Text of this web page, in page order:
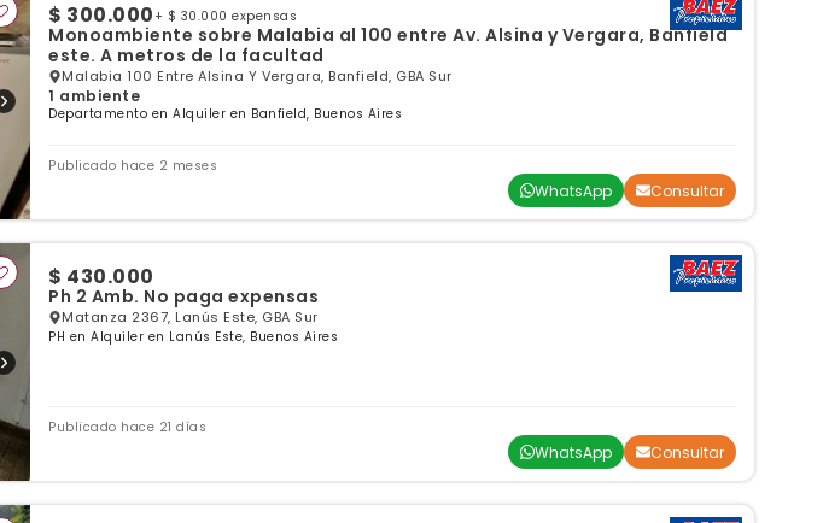
$ 300.000 + $ 30.000 expensas
Monoambiente sobre Malabia al 100 entre Av. Alsina y Vergara, Banfield
este. A metros de la facultad
Malabia 100 Entre Alsina Y Vergara, Banfield, GBA Sur
1 ambiente
Departamento en Alquiler en Banfield, Buenos Aires
Publicado hace 2 meses
WhatsApp Consultar
$ 430.000
Ph 2 Amb. No paga expensas
Matanza 2367, Lanús Este, GBA Sur
PH en Alquiler en Lanús Este, Buenos Aires
Publicado hace 21 días
WhatsApp Consultar